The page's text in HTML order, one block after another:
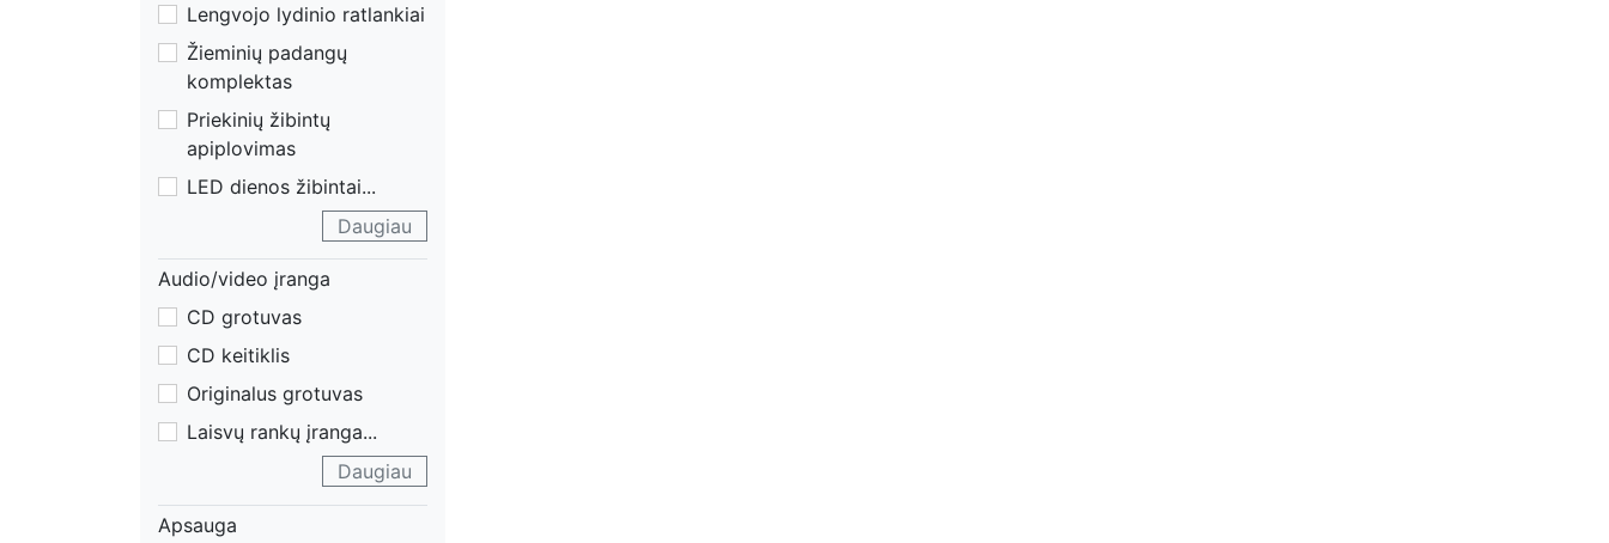
Lengvojo lydinio ratlankiai
Žieminių padangų
komplektas
Priekinių žibintų
apiplovimas
LED dienos žibintai...
Daugiau
Audio/video įranga
CD grotuvas
CD keitiklis
Originalus grotuvas
Laisvų rankų įranga...
Daugiau
Apsauga